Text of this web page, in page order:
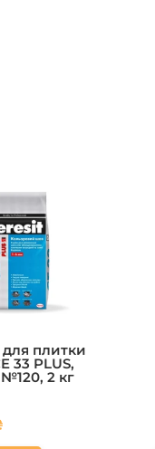
плитки
33 PLUS,
2 кг